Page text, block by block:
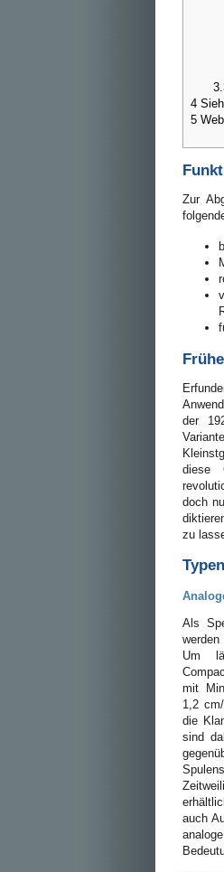
4
5
Zur
der
diese
doch
zu
Als
werden
Um
mit
1,2
die
sind
auch